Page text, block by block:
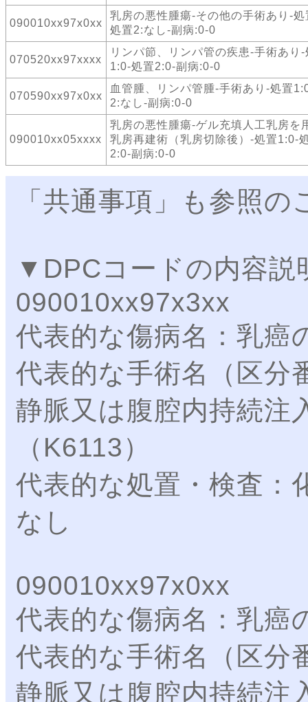
090010xx97x0xx
乳房の悪性腫瘍-その他の手術あり-
処置2:なし-副病:0-0
070520xx97xxxx
リンパ節、リンパ管の疾患-手術あり-
1:0-処置2:0-副病:0-0
070590xx97x0xx
血管腫、リンパ管腫-手術あり-処置
2:なし-副病:0-0
090010xx05xxxx
乳房の悪性腫瘍-ゲル充填人工乳房を
乳房再建術（乳房切除後）-処置1:0-
2:0-副病:0-0
「共通事項」も参照の
▼DPCコードの内容
090010xx97x3xx
代表的な傷病名：乳癌
代表的な手術名（区分
静脈又は腹腔内持続注
（K6113）
代表的な処置・検査：
なし
090010xx97x0xx
代表的な傷病名：乳癌
代表的な手術名（区分
静脈又は腹腔内持続注